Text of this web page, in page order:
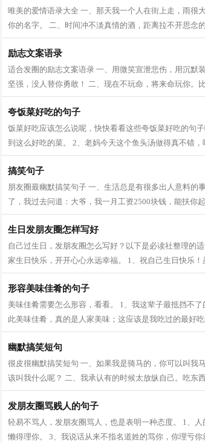
唯美的爱情语录大全 一、那天我一个人在街上走，雨很
你的名字。 二、时间冲不淡真情的酒，距离拉不开思念
励志文案语录
适合发圈的励志文案语录 一、用微笑宣泄悲伤，用沉默
坚强，没人替你勇敢！ 二、现在不玩命，将来命玩你。
夸饭菜好吃的句子
饭菜好吃应该怎么说呢，快快看看这些夸饭菜好吃的句
到这么好吃的菜。 2、老妈今天这个鱼头汤做得真不错，
搞笑句子
朋友圈最幽默搞笑句子 一、生活总是有很多出人意料的
了，我过去问道：大爷，我一月工资2500块钱，能扶你
生日发朋友圈怎样写好
自己过生日，发朋友圈怎么写好？以下是必读社整理的
家生日快乐，开开心心永远幸福。 1、祝自己生日快乐！
形容美味佳肴的句子
美味佳肴需要怎么形容，看看。 1、我这辈子最抵挡不
此美味佳肴，真的是人家美味；这应该是我吃过的最好
幽默搞笑短句
很皮很幽默搞笑短句 一、如果我是骑马的，你可以叫我
该叫我什么呢？ 二、我承认有的时候太放纵自己。吃东
发朋友圈骂贱人的句子
轻易不骂人，发朋友圈骂人，也是表明一种态度。 1、
懒得理你。 3、我说话从来不指名道姓的骂你，你理亏你